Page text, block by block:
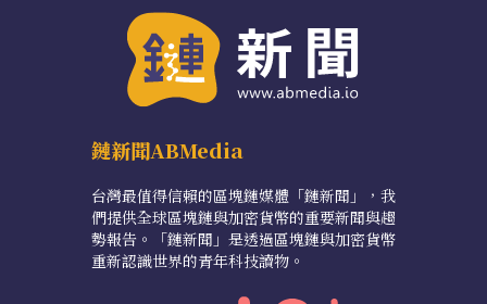
鏈新聞ABMedia
台灣最值得信賴的區塊鏈媒體「鏈新聞」，我
們提供全球區塊鏈與加密貨幣的重要新聞與趨
勢報告。「鏈新聞」是透過區塊鏈與加密貨幣
重新認識世界的青年科技讀物。